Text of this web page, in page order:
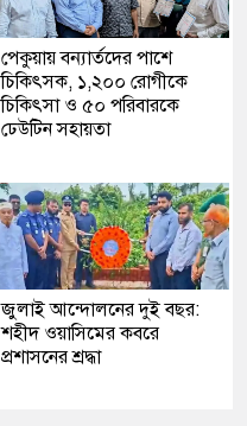
পেকুয়ায় বন্যার্তদের পাশে
চিকিৎসক, ১,২০০ রোগীকে
চিকিৎসা ও ৫০ পরিবারকে
ঢেউটিন সহায়তা
জুলাই আন্দোলনের দুই বছর:
শহীদ ওয়াসিমের কবরে
প্রশাসনের শ্রদ্ধা